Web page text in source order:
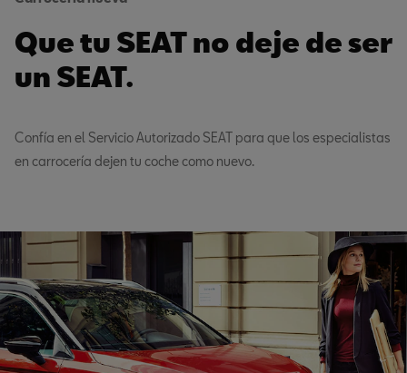
Que tu SEAT no deje de ser
un SEAT.
Confía en el Servicio Autorizado SEAT para que los especialistas
en carrocería dejen tu coche como nuevo.